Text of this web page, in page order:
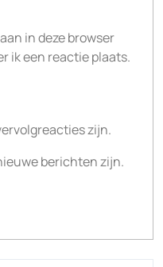
in deze browser
ik een reactie plaats.
zijn.
berichten zijn.